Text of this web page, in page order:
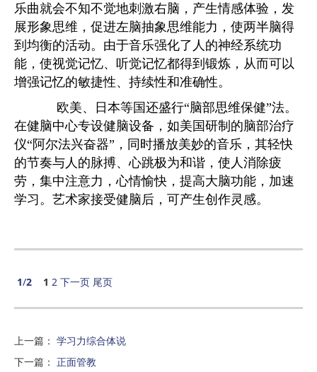
乐曲就会不知不觉地刺激右脑，产生情感体验，发
展形象思维，促进左脑抽象思维能力，使两半脑得
到均衡的活动。由于音乐强化了人的神经系统功
能，使视觉记忆、听觉记忆都得到锻炼，从而可以
增强记忆的敏捷性、持续性和准确性。
欧美、日本等国还盛行“脑部思维保健”法。
在健脑中心专设健脑设备，如美国研制的脑部治疗
仪“阿尔法兴奋器”，同时播放美妙的音乐，其轻快
的节奏与人的脉搏、心跳极为和谐，使人消除疲
劳，集中注意力，心情愉快，提高大脑功能，加速
学习。艺术家接受健脑后，可产生创作灵感。
1/2 1 2 下一页 尾页
上一篇 ： 学习力综合体说
下一篇 ： 正面管教